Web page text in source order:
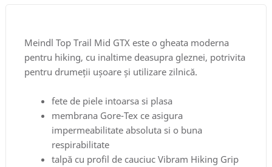
Meindl Top Trail Mid GTX este o gheata moderna
pentru hiking, cu inaltime deasupra gleznei, potrivita
pentru drumeții ușoare și utilizare zilnică.
fete de piele intoarsa si plasa
membrana Gore-Tex ce asigura
impermeabilitate absoluta si o buna
respirabilitate
talpă cu profil de cauciuc Vibram Hiking Grip